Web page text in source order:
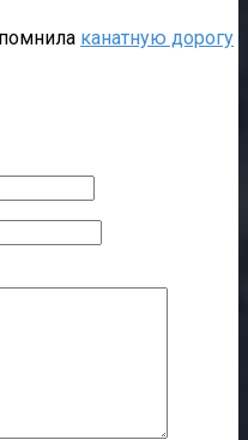
канатную дорогу